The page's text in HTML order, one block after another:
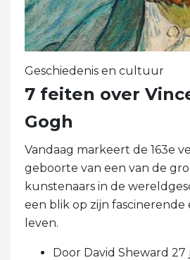
Geschiedenis en cultuur
7 feiten over
Gogh
Vandaag markeert de 163e
geboorte van een van de
kunstenaars in de
een blik op zijn
leven.
Door David Sheward 27